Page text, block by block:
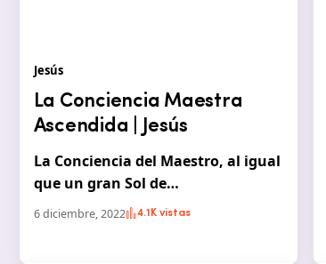
Jesús
La Conciencia Maestra
Ascendida | Jesús
La Conciencia del Maestro, al igual
que un gran Sol de…
6 diciembre, 2022 4.1K vistas